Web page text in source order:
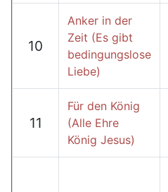
10
Anker in der
Zeit (Es gibt
bedingungslose
Liebe)
11
Für den König
(Alle Ehre
König Jesus)